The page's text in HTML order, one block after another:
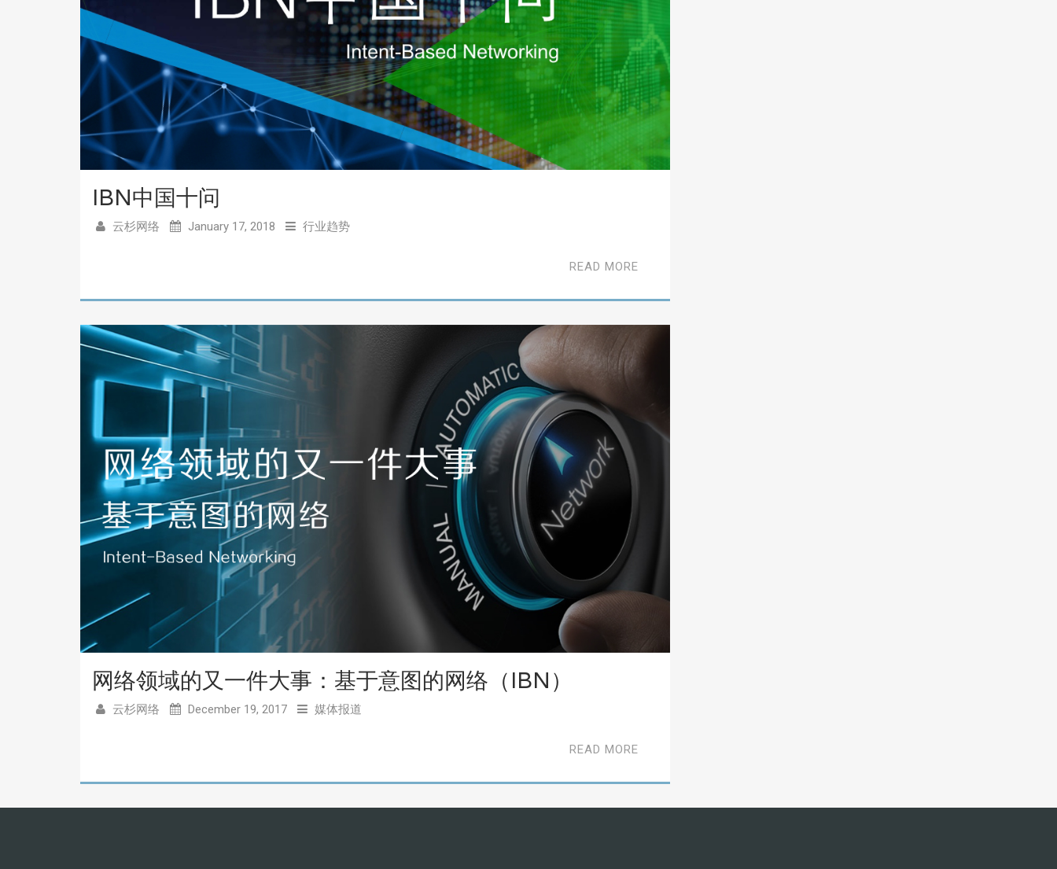
IBN中国十问
云杉网络 January 17, 2018 行业趋势
READ MORE
网络领域的又一件大事：基于意图的网络（IBN）
云杉网络 December 19, 2017 媒体报道
READ MORE